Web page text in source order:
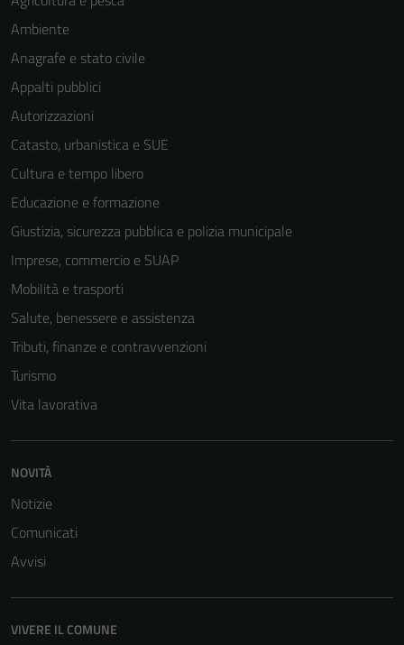
Ambiente
Anagrafe e stato civile
Appalti pubblici
Autorizzazioni
Catasto, urbanistica e SUE
Cultura e tempo libero
Educazione e formazione
Giustizia, sicurezza pubblica e polizia municipale
Imprese, commercio e SUAP
Mobilità e trasporti
Salute, benessere e assistenza
Tributi, finanze e contravvenzioni
Turismo
Vita lavorativa
NOVITÀ
Notizie
Comunicati
Avvisi
VIVERE IL COMUNE
Questi cookie
disabilitati.